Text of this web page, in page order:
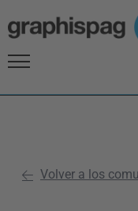
Volver a los